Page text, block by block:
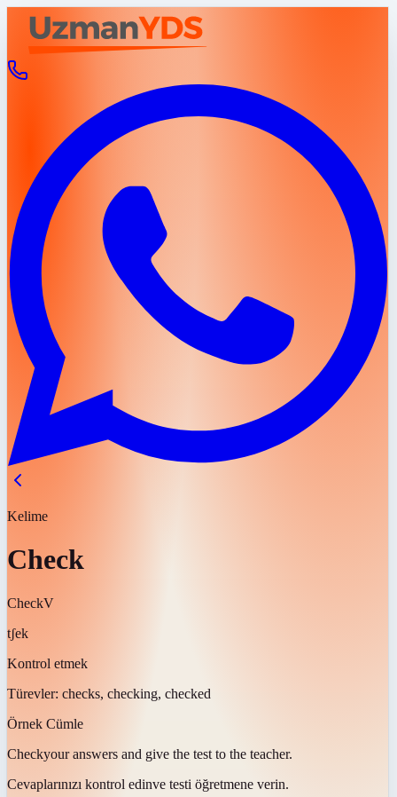
Kelime
Check
CheckV
tʃek
Kontrol etmek
Türevler: checks, checking, checked
Örnek Cümle
Checkyour answers and give the test to the teacher.
Cevaplarınızı kontrol edinve testi öğretmene verin.